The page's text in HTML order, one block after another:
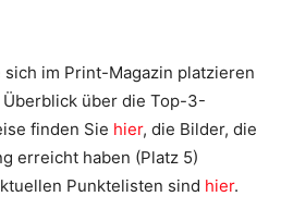
im Print-Magazin platzieren
über die Top-3-
finden Sie hier, die Bilder, die
erreicht haben (Platz 5)
Punktelisten sind hier.